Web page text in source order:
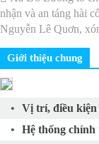
nhận và an táng hài
Nguyễn Lê Quơn,
Giới thiệu chung
Vị trí, điều kiện
Hệ thống